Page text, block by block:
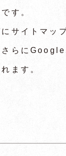
す。
サイトマッ
さらに
ます。